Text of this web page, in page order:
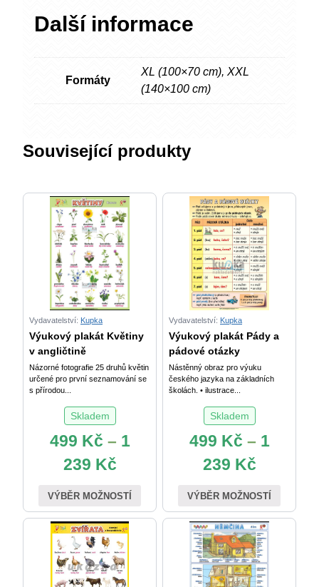
Další informace
Formáty
XL (100×70 cm), XXL
(140×100 cm)
Související produkty
Vydavatelství: Kupka
Výukový plakát Květiny
v angličtině
Názorné fotografie 25 druhů květin
určené pro první seznamování se
s přírodou...
Skladem
499 Kč – 1
239 Kč
VÝBĚR MOŽNOSTÍ
Vydavatelství: Kupka
Výukový plakát Pády a
pádové otázky
Nástěnný obraz pro výuku
českého jazyka na základních
školách. • ilustrace...
Skladem
499 Kč – 1
239 Kč
VÝBĚR MOŽNOSTÍ